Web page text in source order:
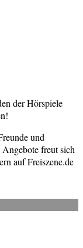
der Hörspiele
und
freut sich
auf Freiszene.de